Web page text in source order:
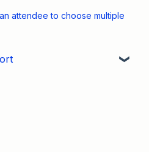
attendee to choose multiple